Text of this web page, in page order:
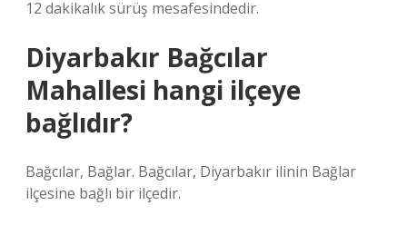
12 dakikalık sürüş mesafesindedir.
Diyarbakır Bağcılar
Mahallesi hangi ilçeye
bağlıdır?
Bağcılar, Bağlar. Bağcılar, Diyarbakır ilinin Bağlar
ilçesine bağlı bir ilçedir.